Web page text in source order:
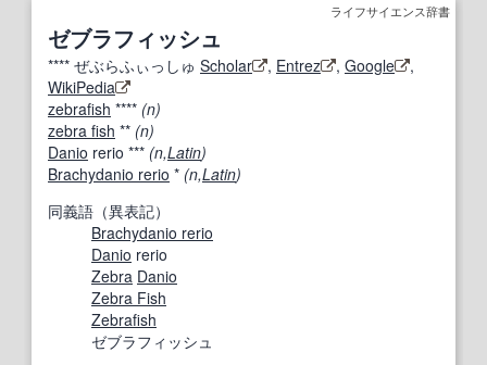
ライフサイエンス辞書
ゼブラフィッシュ
**** ぜぶらふぃっしゅ Scholar , Entrez , Google
,
WikiPedia
zebrafish **** (n)
zebra fish ** (n)
Danio rerio *** (n,Latin)
Brachydanio rerio * (n,Latin)
同義語（異表記）
Brachydanio rerio
Danio rerio
Zebra Danio
Zebra Fish
Zebrafish
ゼブラフィッシュ